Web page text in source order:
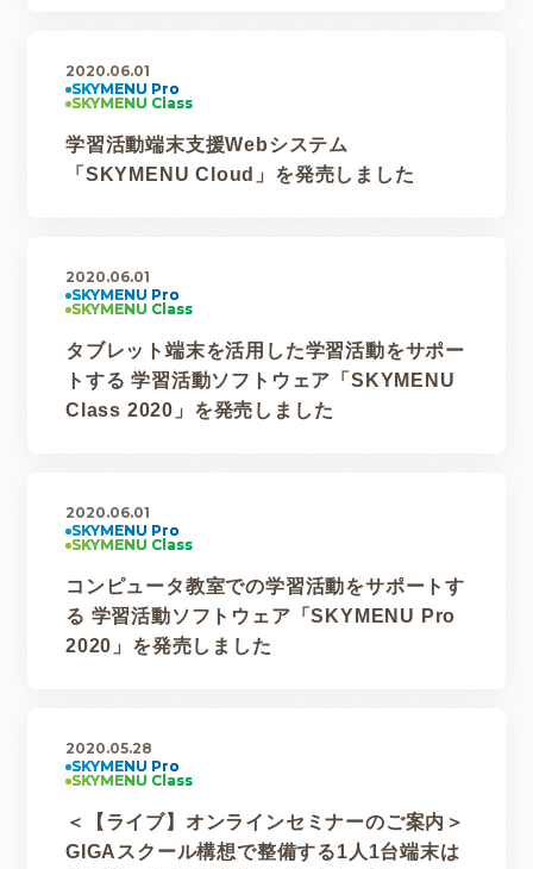
2020.06.01
学習活動端末支援Webシステム
「SKYMENU Cloud」を発売しました
2020.06.01
タブレット端末を活用した学習活動をサポー
トする 学習活動ソフトウェア「SKYMENU
Class 2020」を発売しました
2020.06.01
コンピュータ教室での学習活動をサポートす
る 学習活動ソフトウェア「SKYMENU Pro
2020」を発売しました
2020.05.28
＜【ライブ】オンラインセミナーのご案内＞
GIGAスクール構想で整備する1人1台端末は